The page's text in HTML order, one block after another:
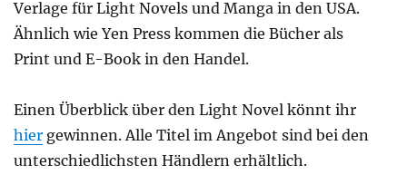
Verlage für Light Novels und Manga in den USA.
Ähnlich wie Yen Press kommen die Bücher als
Print und E-Book in den Handel.
Einen Überblick über den Light Novel könnt ihr
hier gewinnen. Alle Titel im Angebot sind bei den
unterschiedlichsten Händlern erhältlich.